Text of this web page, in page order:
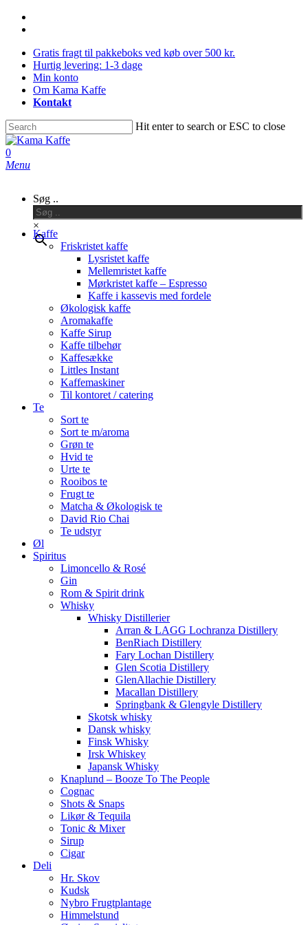
Skip
contentGratis fragt til pakkeboks ved køb over 500 kr.
Hurtig levering: 1-3 dage
Min konto
Om Kama Kaffe
Kontakt
Hit enter to search or ESC to close
Close
Search
0
Menu
Søg ..
×
Kaffe
Friskristet kaffe
Lysristet kaffe
Mellemristet kaffe
Mørkristet kaffe – Espresso
Kaffe i kassevis med fordele
Økologisk kaffe
Aromakaffe
Kaffe Sirup
Kaffe tilbehør
Kaffesække
Littles Instant
Kaffemaskiner
Til kontoret / catering
Te
Sort te
Sort te m/aroma
Grøn te
Hvid te
Urte te
Rooibos te
Frugt te
Matcha & Økologisk te
David Rio Chai
Te udstyr
Øl
Spiritus
Limoncello & Rosé
Gin
Rom & Spirit drink
Whisky
Whisky Distillerier
Arran & LAGG Lochranza Distillery
BenRiach Distillery
Fary Lochan Distillery
Glen Scotia Distillery
GlenAllachie Distillery
Macallan Distillery
Springbank & Glengyle Distillery
Skotsk whisky
Dansk whisky
Finsk Whisky
Irsk Whiskey
Japansk Whisky
Knaplund – Booze To The People
Cognac
Shots & Snaps
Likør & Tequila
Tonic & Mixer
Sirup
Cigar
Deli
Hr. Skov
Kudsk
Nybro Frugtplantage
Himmelstund